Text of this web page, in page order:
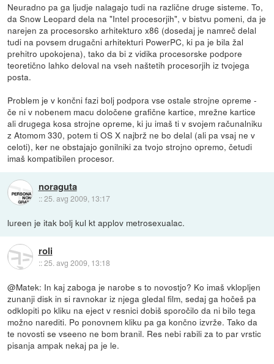
Neuradno pa ga ljudje nalagajo tudi na različne druge sisteme. To,
da Snow Leopard dela na "Intel procesorjih", v bistvu pomeni, da je
narejen za procesorsko arhitekturo x86 (dosedaj je namreč delal
tudi na povsem drugačni arhitekturi PowerPC, ki pa je bila žal
prehitro upokojena), tako da bi z vidika procesorske podpore
teoretično lahko deloval na vseh naštetih procesorjih iz tvojega
posta.
Problem je v končni fazi bolj podpora vse ostale strojne opreme -
če ni v nobenem macu določene grafične kartice, mrežne kartice
ali drugega kosa strojne opreme, ki ju imaš ti v svojem računalniku
z Atomom 330, potem ti OS X najbrž ne bo delal (ali pa vsaj ne v
celoti), ker ne obstajajo gonilniki za tvojo strojno opremo, četudi
imaš kompatibilen procesor.
noraguta
::25. avg 2009, 13:17
lureen je itak bolj kul kt applov metrosexualac.
roli
::25. avg 2009, 13:18
@Matek: In kaj zaboga je narobe s to novostjo? Ko imaš vklopljen
zunanji disk in si ravnokar iz njega gledal film, sedaj ga hočeš pa
odklopiti po kliku na eject v resnici dobiš sporočilo da ni bilo tega
možno narediti. Po ponovnem kliku pa ga končno izvrže. Tako da
te novosti se vseeno ne bom branil. Res nebi rabili za to par vrstic
pisanja ampak nekaj pa je le.